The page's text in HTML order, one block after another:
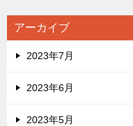
アーカイブ
2023年7月
2023年6月
2023年5月